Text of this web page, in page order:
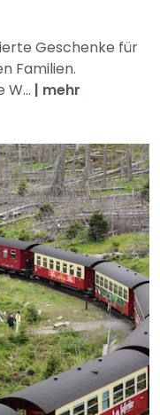
Geschenke für
Familien.
| mehr